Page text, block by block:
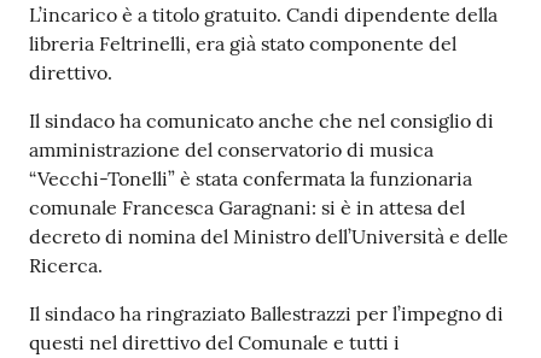
L’incarico è a titolo gratuito. Candi dipendente della
libreria Feltrinelli, era già stato componente del
direttivo.
Il sindaco ha comunicato anche che nel consiglio di
amministrazione del conservatorio di musica
“Vecchi-Tonelli” è stata confermata la funzionaria
comunale Francesca Garagnani: si è in attesa del
decreto di nomina del Ministro dell’Università e delle
Ricerca.
Il sindaco ha ringraziato Ballestrazzi per l’impegno di
questi nel direttivo del Comunale e tutti i